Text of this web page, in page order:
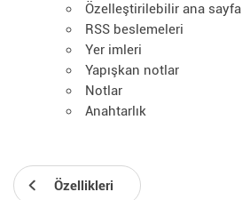
Özelleştirilebilir ana sayfa
RSS beslemeleri
Yer imleri
Yapışkan notlar
Notlar
Anahtarlık
Özellikleri